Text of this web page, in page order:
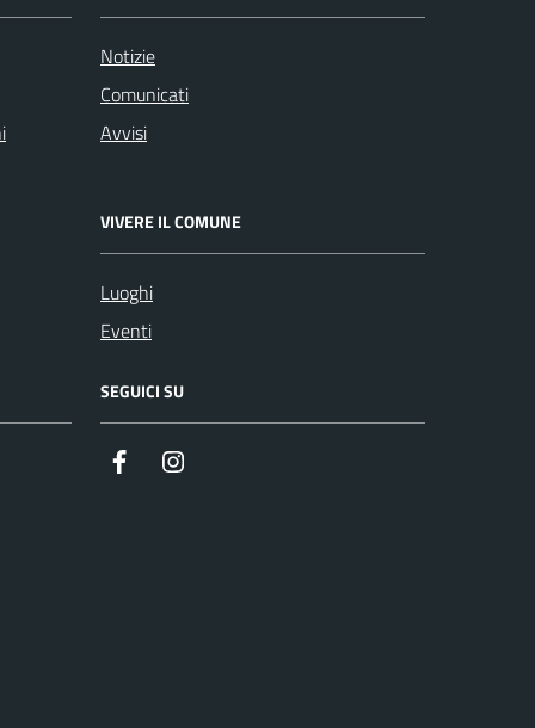
Notizie
Comunicati
Avvisi
VIVERE IL COMUNE
Luoghi
Eventi
SEGUICI SU
Facebook